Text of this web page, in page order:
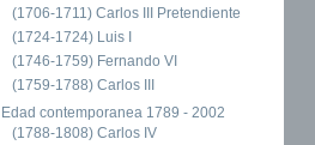
(1706-1711) Carlos III Pretendiente
(1724-1724) Luis I
(1746-1759) Fernando VI
(1759-1788) Carlos III
Edad contemporanea 1789 - 2002
(1788-1808) Carlos IV